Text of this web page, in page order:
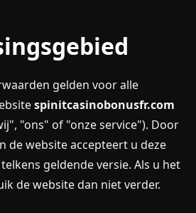
gelden voor alle
spinitcasinobonusfr.com
"ons" of "onze service"). Door
de website accepteert u deze
geldende versie. Als u het
de website dan niet verder.